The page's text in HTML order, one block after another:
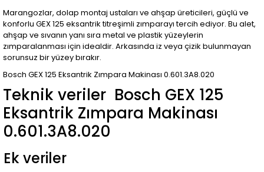
Marangozlar, dolap montaj ustaları ve ahşap üreticileri, güçlü ve
konforlu GEX 125 eksantrik titreşimli zımparayı tercih ediyor. Bu alet,
ahşap ve sıvanın yanı sıra metal ve plastik yüzeylerin
zımparalanması için idealdir. Arkasında iz veya çizik bulunmayan
sorunsuz bir yüzey bırakır.
Bosch GEX 125 Eksantrik Zımpara Makinası 0.601.3A8.020
Teknik veriler Bosch GEX 125
Eksantrik Zımpara Makinası
0.601.3A8.020
Ek veriler